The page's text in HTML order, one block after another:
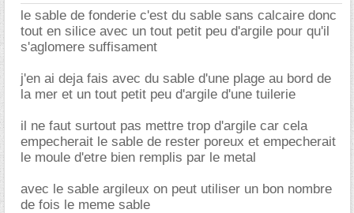
le sable de fonderie c'est du sable sans calcaire donc
tout en silice avec un tout petit peu d'argile pour qu'il
s'aglomere suffisament
j'en ai deja fais avec du sable d'une plage au bord de
la mer et un tout petit peu d'argile d'une tuilerie
il ne faut surtout pas mettre trop d'argile car cela
empecherait le sable de rester poreux et empecherait
le moule d'etre bien remplis par le metal
avec le sable argileux on peut utiliser un bon nombre
de fois le meme sable